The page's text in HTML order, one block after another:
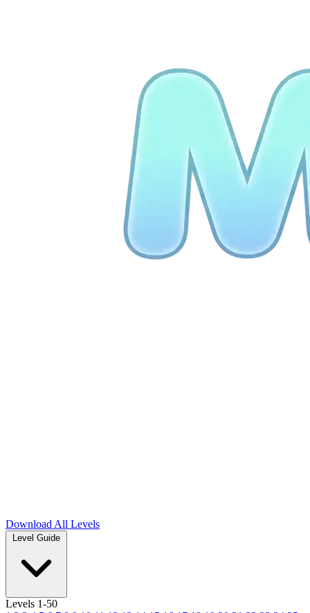
Download All Levels
Level Guide
Levels 1-50